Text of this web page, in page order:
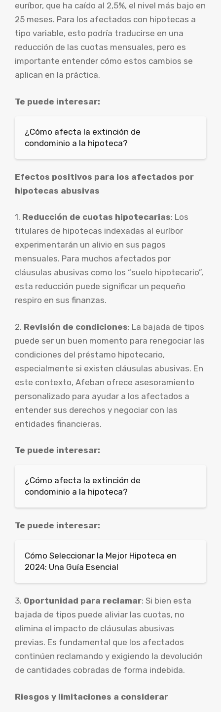
euríbor, que ha caído al 2,5%, el nivel más bajo en
25 meses. Para los afectados con hipotecas a
tipo variable, esto podría traducirse en una
reducción de las cuotas mensuales, pero es
importante entender cómo estos cambios se
aplican en la práctica.
Te puede interesar:
¿Cómo afecta la extinción de
condominio a la hipoteca?
Efectos positivos para los afectados por
hipotecas abusivas
1. Reducción de cuotas hipotecarias: Los
titulares de hipotecas indexadas al euríbor
experimentarán un alivio en sus pagos
mensuales. Para muchos afectados por
cláusulas abusivas como los “suelo hipotecario”,
esta reducción puede significar un pequeño
respiro en sus finanzas.
2. Revisión de condiciones: La bajada de tipos
puede ser un buen momento para renegociar las
condiciones del préstamo hipotecario,
especialmente si existen cláusulas abusivas. En
este contexto, Afeban ofrece asesoramiento
personalizado para ayudar a los afectados a
entender sus derechos y negociar con las
entidades financieras.
Te puede interesar:
¿Cómo afecta la extinción de
condominio a la hipoteca?
Te puede interesar:
Cómo Seleccionar la Mejor Hipoteca en
2024: Una Guía Esencial
3. Oportunidad para reclamar: Si bien esta
bajada de tipos puede aliviar las cuotas, no
elimina el impacto de cláusulas abusivas
previas. Es fundamental que los afectados
continúen reclamando y exigiendo la devolución
de cantidades cobradas de forma indebida.
Riesgos y limitaciones a considerar